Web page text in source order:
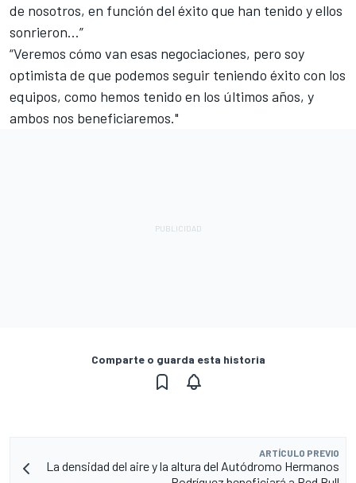
de nosotros, en función del éxito que han tenido y ellos
sonrieron…”
“Veremos cómo van esas negociaciones, pero soy
optimista de que podemos seguir teniendo éxito con los
equipos, como hemos tenido en los últimos años, y
ambos nos beneficiaremos."
Comparte o guarda esta historia
ARTÍCULO PREVIO
La densidad del aire y la altura del Autódromo Hermanos